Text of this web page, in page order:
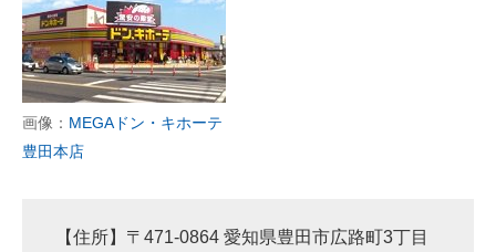
画像： MEGAドン・キホーテ
豊田本店
【住所】〒471-0864 愛知県豊田市広路町3丁目